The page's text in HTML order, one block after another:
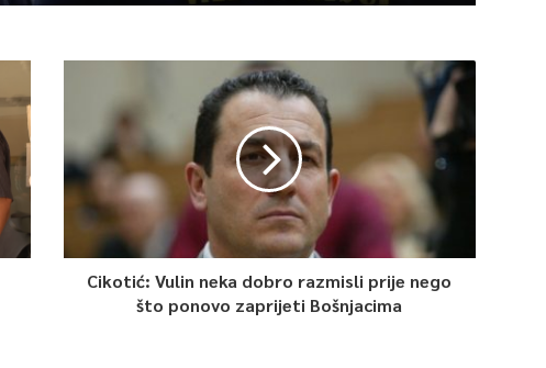
Cikotić: Vulin neka dobro razmisli prije nego
što ponovo zaprijeti Bošnjacima